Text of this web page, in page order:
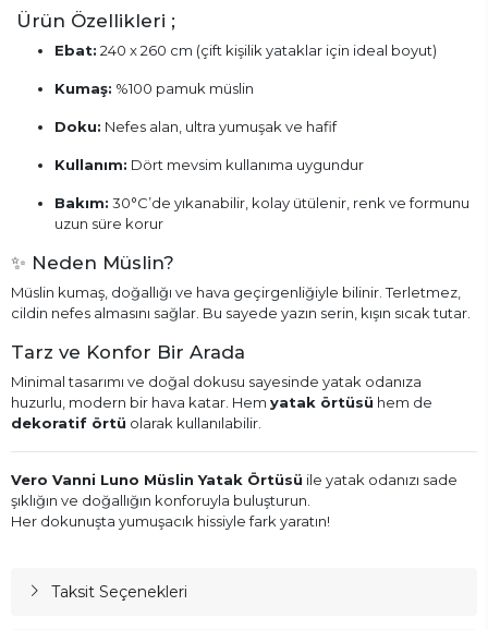
Ürün Özellikleri ;
Ebat: 240 x 260 cm (çift kişilik yataklar için ideal boyut)
Kumaş: %100 pamuk müslin
Doku: Nefes alan, ultra yumuşak ve hafif
Kullanım: Dört mevsim kullanıma uygundur
Bakım: 30°C’de yıkanabilir, kolay ütülenir, renk ve formunu
uzun süre korur
✨ Neden Müslin?
Müslin kumaş, doğallığı ve hava geçirgenliğiyle bilinir. Terletmez,
cildin nefes almasını sağlar. Bu sayede yazın serin, kışın sıcak tutar.
Tarz ve Konfor Bir Arada
Minimal tasarımı ve doğal dokusu sayesinde yatak odanıza
huzurlu, modern bir hava katar. Hem yatak örtüsü hem de
dekoratif örtü olarak kullanılabilir.
Vero Vanni Luno Müslin Yatak Örtüsü ile yatak odanızı sade
şıklığın ve doğallığın konforuyla buluşturun.
Her dokunuşta yumuşacık hissiyle fark yaratın!
Taksit Seçenekleri